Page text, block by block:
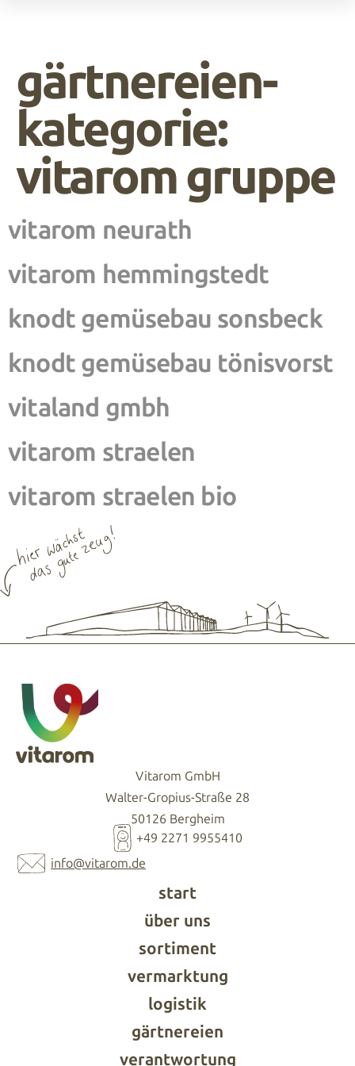
gärtnereien-
kategorie:
vitarom gruppe
vitarom neurath
vitarom hemmingstedt
knodt gemüsebau sonsbeck
knodt gemüsebau tönisvorst
vitaland gmbh
vitarom straelen
vitarom straelen bio
Vitarom GmbH
Walter-Gropius-Straße 28
50126 Bergheim
+49 2271 9955410
info@vitarom.de
start
über uns
sortiment
vermarktung
logistik
gärtnereien
verantwortung